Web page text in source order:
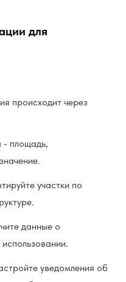
для
происходит через
- площадь,
участки по
данные о
уведомления об